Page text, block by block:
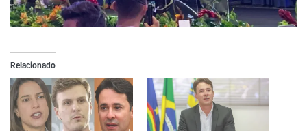
Relacionado